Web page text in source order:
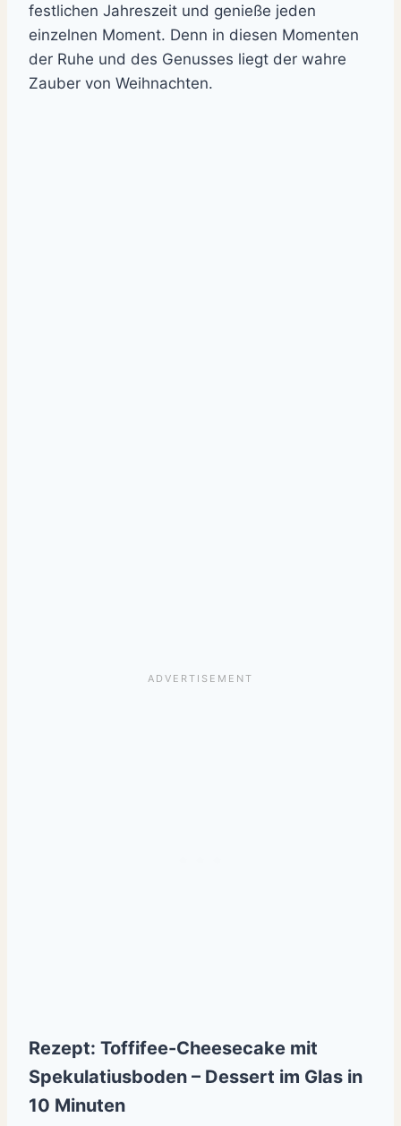
festlichen Jahreszeit und genieße jeden
einzelnen Moment. Denn in diesen Momenten
der Ruhe und des Genusses liegt der wahre
Zauber von Weihnachten.
Rezept: Toffifee-Cheesecake mit
Spekulatiusboden – Dessert im Glas in
10 Minuten